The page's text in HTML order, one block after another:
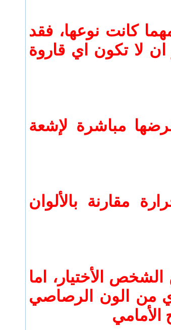
كانت نوعها، فقد
لا تكون اي قاروة
مباشرة لإشعة
مقارنة بالألوان
الأختيار، اما
من الون الرصاصي